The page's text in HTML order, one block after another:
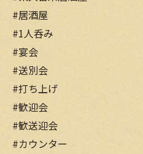
#居酒屋
#1人呑み
#宴会
#送別会
#打ち上げ
#歓迎会
#歓送迎会
#カウンター